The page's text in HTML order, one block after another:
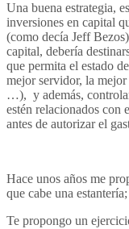
Una buena estrategia,
inversiones en capital
(como decía Jeff
capital, debería
que permita el estado
mejor servidor, la
…), y además,
estén relacionados con
antes de autorizar el
Hace unos años me
que cabe una
Te propongo un